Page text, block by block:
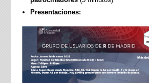
Presentaciones: